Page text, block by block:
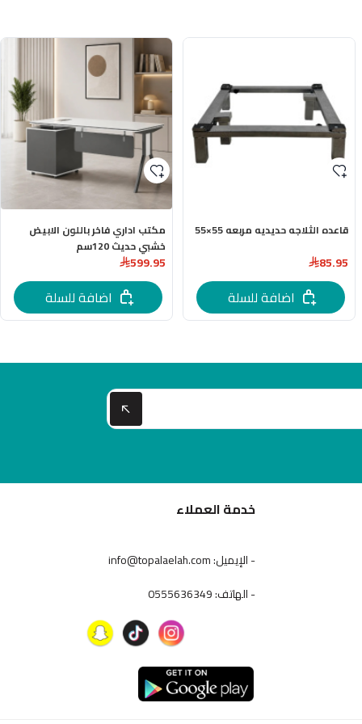
قاعده الثلاجه حديديه مربعه 55×55
85.95
اضافة للسلة
مكتب اداري فاخر باللون الابيض
خشبي حديث 120سم
599.95
اضافة للسلة
خدمة العملاء
- الإيميل: info@topalaelah.com
- الهاتف: 0555636349